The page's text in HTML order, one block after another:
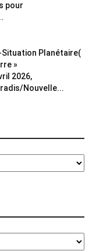
pour
Situation Planétaire(
»
2026,
Nouvelle...